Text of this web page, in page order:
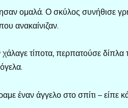
ομαλά. Ο σκύλος συνήθισε
ανακαίνιζαν.
τίποτα, περπατούσε
έναν άγγελο στο σπίτι – είπε